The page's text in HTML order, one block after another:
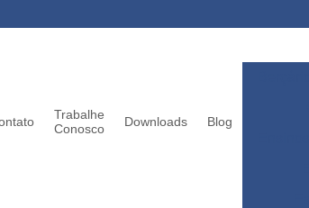
Trabalhe
Conosco
Downloads Blog